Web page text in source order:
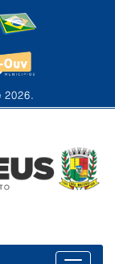
2026.